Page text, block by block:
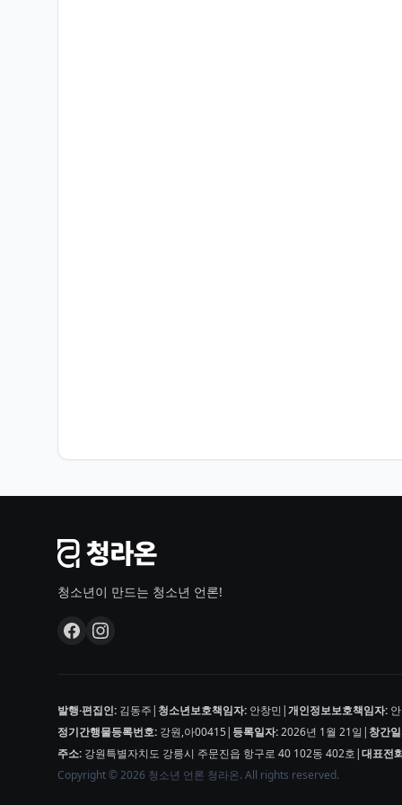
청소년이 만드는 청소년 언론!
발행·편집인: 김동주| 청소년보호책임자: 안창민|개인정보보호책임자:
정기간행물등록번호: 강원,아00415| 등록일자:2026년 1월 21일|창간
주소: 강원특별자치도 강릉시 주문진읍 항구로 40 102동 402호|대표전
Copyright © 2026 청소년 언론 청라온. All rights reserved.